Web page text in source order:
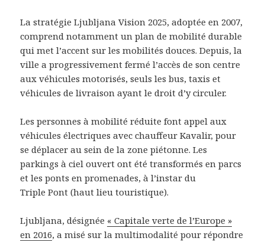
La stratégie Ljubljana Vision 2025, adoptée en 2007,
comprend notamment un plan de mobilité durable
qui met l’accent sur les mobilités douces. Depuis, la
ville a progressivement fermé l’accès de son centre
aux véhicules motorisés, seuls les bus, taxis et
véhicules de livraison ayant le droit d’y circuler.
Les personnes à mobilité réduite font appel aux
véhicules électriques avec chauffeur Kavalir, pour
se déplacer au sein de la zone piétonne. Les
parkings à ciel ouvert ont été transformés en parcs
et les ponts en promenades, à l’instar du
Triple Pont (haut lieu touristique).
Ljubljana, désignée « Capitale verte de l’Europe »
en 2016, a misé sur la multimodalité pour répondre